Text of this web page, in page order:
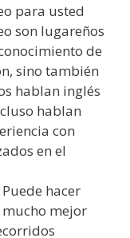
para usted
son lugareños
de
sino también
hablan inglés
hablan
con
en el
hacer
mejor